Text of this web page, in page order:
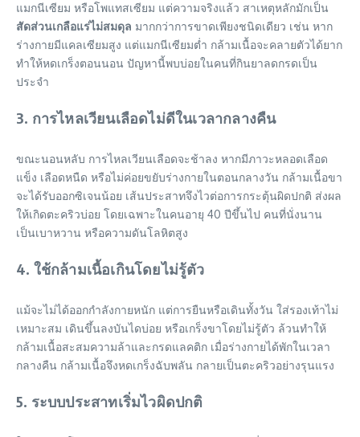
แมกนีเซียม หรือโพแทสเซียม แต่ความจริงแล้ว สาเหตุหลักมักเป็น
สัดส่วนเกลือแร่ไม่สมดุล มากกว่าการขาดเพียงชนิดเดียว เช่น หาก
ร่างกายมีแคลเซียมสูง แต่แมกนีเซียมต่ำ กล้ามเนื้อจะคลายตัวได้ยาก
ทำให้หดเกร็งตอนนอน ปัญหานี้พบบ่อยในคนที่กินยาลดกรดเป็น
ประจำ
3. การไหลเวียนเลือดไม่ดีในเวลากลางคืน
ขณะนอนหลับ การไหลเวียนเลือดจะช้าลง หากมีภาวะหลอดเลือด
แข็ง เลือดหนืด หรือไม่ค่อยขยับร่างกายในตอนกลางวัน กล้ามเนื้อขา
จะได้รับออกซิเจนน้อย เส้นประสาทจึงไวต่อการกระตุ้นผิดปกติ ส่งผล
ให้เกิดตะคริวบ่อย โดยเฉพาะในคนอายุ 40 ปีขึ้นไป คนที่นั่งนาน
เป็นเบาหวาน หรือความดันโลหิตสูง
4. ใช้กล้ามเนื้อเกินโดยไม่รู้ตัว
แม้จะไม่ได้ออกกำลังกายหนัก แต่การยืนหรือเดินทั้งวัน ใส่รองเท้าไม่
เหมาะสม เดินขึ้นลงบันไดบ่อย หรือเกร็งขาโดยไม่รู้ตัว ล้วนทำให้
กล้ามเนื้อสะสมความล้าและกรดแลคติก เมื่อร่างกายได้พักในเวลา
กลางคืน กล้ามเนื้อจึงหดเกร็งฉับพลัน กลายเป็นตะคริวอย่างรุนแรง
5. ระบบประสาทเริ่มไวผิดปกติ